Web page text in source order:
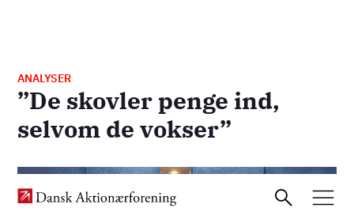
Gå
til
ANALYSER
”De skovler penge ind,
selvom de vokser”
Billede